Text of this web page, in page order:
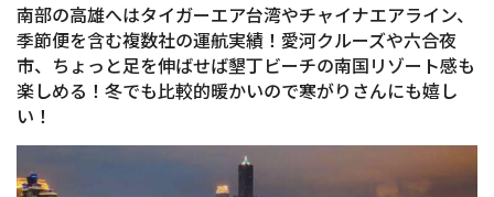
南部の高雄へはタイガーエア台湾やチャイナエアライン、
季節便を含む複数社の運航実績！愛河クルーズや六合夜
市、ちょっと足を伸ばせば墾丁ビーチの南国リゾート感も
楽しめる！冬でも比較的暖かいので寒がりさんにも嬉し
い！